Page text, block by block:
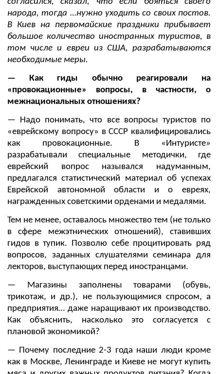
согласился, сказал, что если бояться своего
народа, тогда …нужно уходить со своих постов.
В Киев на первомайские праздники прибывает
большое количество иностранных туристов, в
том числе и евреи из США, разрабатываются
необходимые меры.
— Как гиды обычно реагировали на
«провокационные» вопросы, в частности, о
межнациональных отношениях?
— Надо понимать, что все вопросы туристов по
«еврейскому вопросу» в СССР квалифицировались
как провокационные. В «Интуристе»
разрабатывали специальные методички, где
еврейский вопрос назывался надуманным,
предлагался статистический материал об успехах
Еврейской автономной области и о евреях,
награжденных советскими орденами и медалями.
Тем не менее, оставалось множество тем (не только
в сфере межэтнических отношений), ставивших
гидов в тупик. Позволю себе процитировать ряд
вопросов, заданных слушателями семинара для
лекторов, выступающих перед иностранцами.
— Магазины заполнены товарами (обувь,
трикотаж, и др.), не пользующимися спросом, а
предприятия… даже наращивают их производство.
Как объяснить, насколько это согласуется с
плановой экономикой?
— Почему последние 2-3 года наши люди кроме
как в Москве, Ленинграде и Киеве не могут купить